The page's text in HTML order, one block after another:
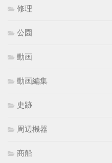
修理
公園
動画
動画編集
史跡
周辺機器
商船